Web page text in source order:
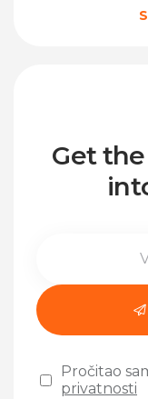
Get
Pročitao
privatnosti